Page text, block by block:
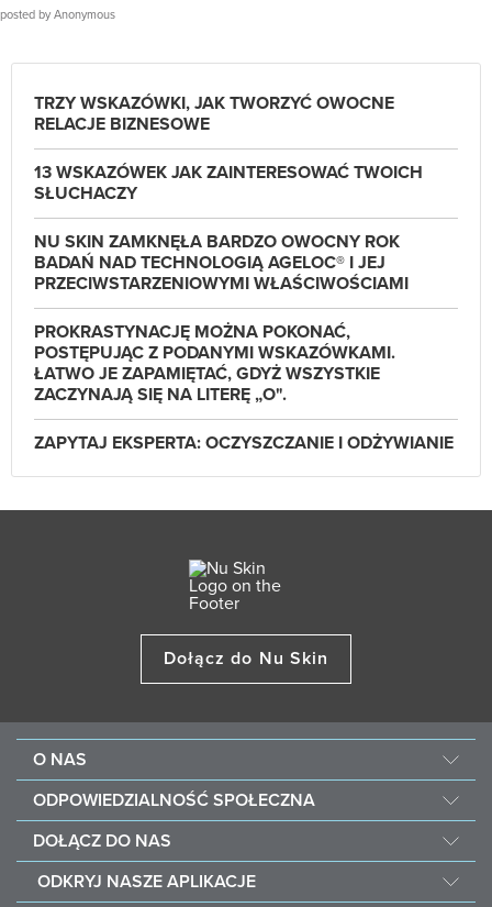
posted by Anonymous
TRZY WSKAZÓWKI, JAK TWORZYĆ OWOCNE
RELACJE BIZNESOWE
13 WSKAZÓWEK JAK ZAINTERESOWAĆ TWOICH
SŁUCHACZY
NU SKIN ZAMKNĘŁA BARDZO OWOCNY ROK
BADAŃ NAD TECHNOLOGIĄ AGELOC® I JEJ
PRZECIWSTARZENIOWYMI WŁAŚCIWOŚCIAMI
PROKRASTYNACJĘ MOŻNA POKONAĆ,
POSTĘPUJĄC Z PODANYMI WSKAZÓWKAMI.
ŁATWO JE ZAPAMIĘTAĆ, GDYŻ WSZYSTKIE
ZACZYNAJĄ SIĘ NA LITERĘ „O".
ZAPYTAJ EKSPERTA: OCZYSZCZANIE I ODŻYWIANIE
Dołącz do Nu Skin
O NAS
Praca
ODPOWIEDZIALNOŚĆ SPOŁECZNA
Force for Good
Kup i podaruj posiłek Vitameal
DOŁĄCZ DO NAS
Narzędzia biznesowe
ODKRYJ NASZE APLIKACJE